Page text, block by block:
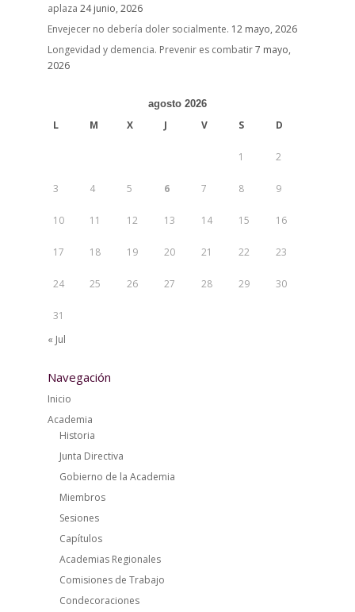
aplaza 24 junio, 2026
Envejecer no debería doler socialmente. 12 mayo, 2026
Longevidad y demencia. Prevenir es combatir7 mayo,
2026
agosto 2026
L M X J V S D
1 2
3 4 5 6 7 8 9
10 11 12 13 14 15 16
17 18 19 20 21 22 23
24 25 26 27 28 29 30
31
« Jul
Navegación
Inicio
Academia
Historia
Junta Directiva
Gobierno de la Academia
Miembros
Sesiones
Capítulos
Academias Regionales
Comisiones de Trabajo
Condecoraciones